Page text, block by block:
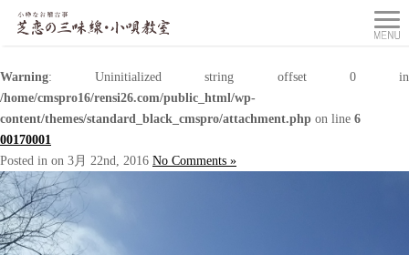
Warning: Uninitialized string offset 0 in
/home/cmspro16/rensi26.com/public_html/wp-
content/themes/standard_black_cmspro/attachment.php on line 6
00170001
Posted in on 3月 22nd, 2016 No Comments »